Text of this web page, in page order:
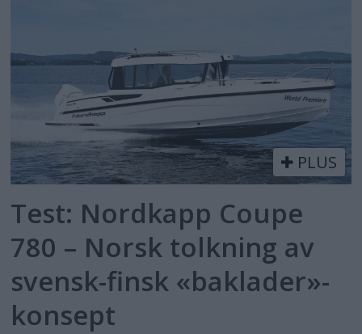
PLUS
Test: Nordkapp Coupe
780 – Norsk tolkning av
svensk-finsk «baklader»-
konsept